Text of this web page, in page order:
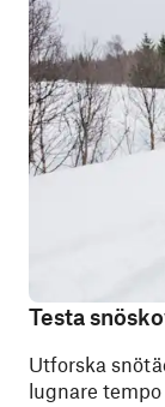
Testa
Utforska
lugnare